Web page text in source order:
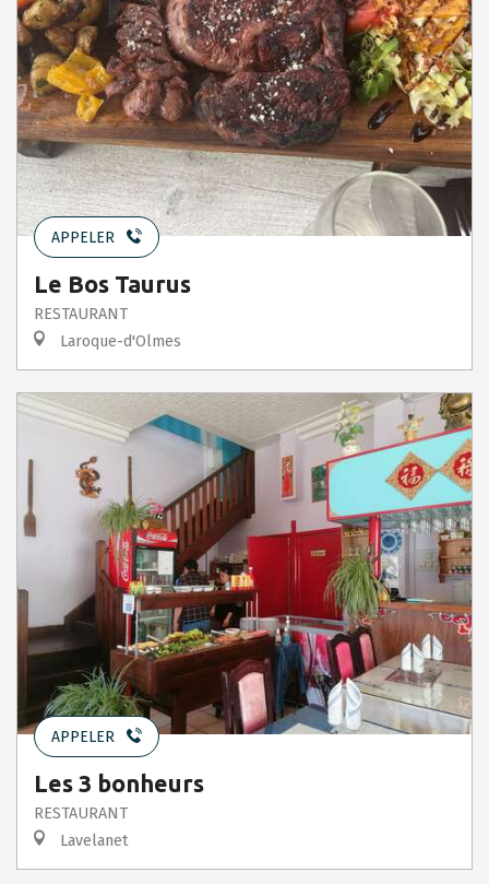
APPELER
Le Bos Taurus
RESTAURANT
Laroque-d'Olmes
APPELER
Les 3 bonheurs
RESTAURANT
Lavelanet